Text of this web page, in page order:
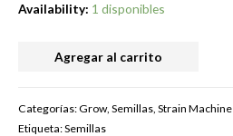
Availability: 1 disponibles
STRAINAgregar al carrito
Categorías:Grow, Semillas Strain Machine
Etiqueta:Semillas